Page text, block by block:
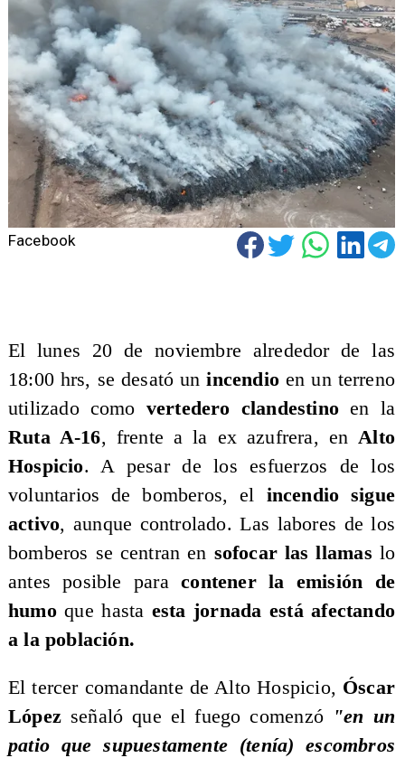
Facebook
El lunes 20 de noviembre alrededor de las
18:00 hrs, se desató unincendio en un terreno
utilizado como vertedero clandestino en la
Ruta A-16, frente a la ex azufrera, en Alto
Hospicio. A pesar de los esfuerzos de los
voluntarios de bomberos, el incendio sigue
activo, aunque controlado. Las labores de los
bomberos se centran en sofocar las llamas lo
antes posible paracontener la emisión de
humoque hasta esta jornada está afectando
a la población.
El tercer comandante de Alto Hospicio, Óscar
Lópezseñaló que el fuego comenzó "en un
patio que supuestamente (tenía) escombros